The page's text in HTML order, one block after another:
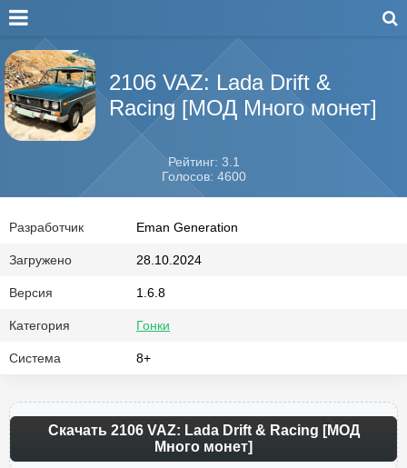
2106 VAZ: Lada Drift &
Racing [МОД Много монет]
Рейтинг: 3.1
Голосов: 4600
Разработчик Eman Generation
Загружено 28.10.2024
Версия 1.6.8
Категория Гонки
Система 8+
Скачать 2106 VAZ: Lada Drift & Racing [МОД
Много монет]